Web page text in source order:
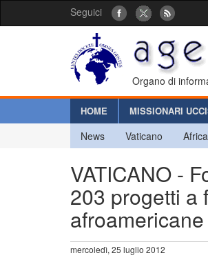
Seguici
Organo di
HOME MISSIONARI
News Vaticano Africa
VATICANO -
203 progetti a
mercoledì, 25 luglio 2012